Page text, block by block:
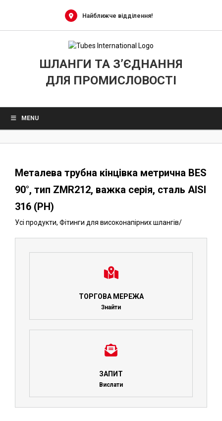
Найближче відділення!
ШЛАНГИ ТА З’ЄДНАННЯ
ДЛЯ ПРОМИСЛОВОСТІ
MENU
Металева трубна кінцівка метрична BES
90°, тип ZMR212, важка серія, сталь AISI
316 (PH)
Усі продукти, Фітинги для високонапірних шлангів/
ТОРГОВА МЕРЕЖА
Знайти
ЗАПИТ
Вислати